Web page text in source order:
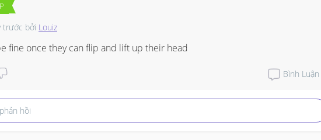
trước bởi Louiz
fine once they can flip and lift up their head
Bình Luận
hồi